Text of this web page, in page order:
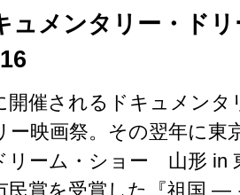
ュメンタリー・ド
開催されるドキュメン
ー映画祭。その翌年に
リーム・ショー 山形 in
民賞を受賞した『祖国 ―